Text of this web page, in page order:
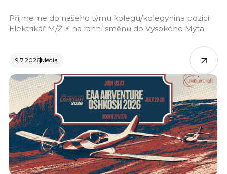
Přijmeme do našeho týmu kolegu/kolegynina pozici:
Elektrikář M/Ž ⚡ na ranní směnu do Vysokého Mýta
9.7.2026Média